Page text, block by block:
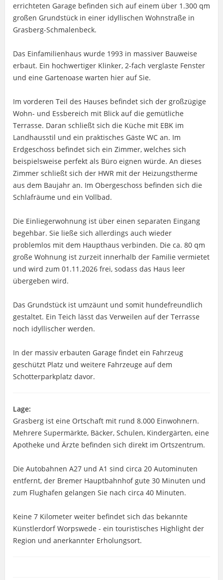
errichteten Garage befinden sich auf einem über 1.300 qm
großen Grundstück in einer idyllischen Wohnstraße in
Grasberg-Schmalenbeck.
Das Einfamilienhaus wurde 1993 in massiver Bauweise
erbaut. Ein hochwertiger Klinker, 2-fach verglaste Fenster
und eine Gartenoase warten hier auf Sie.
Im vorderen Teil des Hauses befindet sich der großzügige
Wohn- und Essbereich mit Blick auf die gemütliche
Terrasse. Daran schließt sich die Küche mit EBK im
Landhausstil und ein praktisches Gäste WC an. Im
Erdgeschoss befindet sich ein Zimmer, welches sich
beispielsweise perfekt als Büro eignen würde. An dieses
Zimmer schließt sich der HWR mit der Heizungstherme
aus dem Baujahr an. Im Obergeschoss befinden sich die
Schlafräume und ein Vollbad.
Die Einliegerwohnung ist über einen separaten Eingang
begehbar. Sie ließe sich allerdings auch wieder
problemlos mit dem Haupthaus verbinden. Die ca. 80 qm
große Wohnung ist zurzeit innerhalb der Familie vermietet
und wird zum 01.11.2026 frei, sodass das Haus leer
übergeben wird.
Das Grundstück ist umzäunt und somit hundefreundlich
gestaltet. Ein Teich lässt das Verweilen auf der Terrasse
noch idyllischer werden.
In der massiv erbauten Garage findet ein Fahrzeug
geschützt Platz und weitere Fahrzeuge auf dem
Schotterparkplatz davor.
Lage:
Grasberg ist eine Ortschaft mit rund 8.000 Einwohnern.
Mehrere Supermärkte, Bäcker, Schulen, Kindergärten, eine
Apotheke und Ärzte befinden sich direkt im Ortszentrum.
Die Autobahnen A27 und A1 sind circa 20 Autominuten
entfernt, der Bremer Hauptbahnhof gute 30 Minuten und
zum Flughafen gelangen Sie nach circa 40 Minuten.
Keine 7 Kilometer weiter befindet sich das bekannte
Künstlerdorf Worpswede - ein touristisches Highlight der
Region und anerkannter Erholungsort.